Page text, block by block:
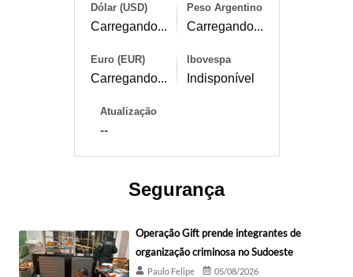
Dólar (USD)
Carregando...
Peso Argentino
Carregando...
Euro (EUR)
Carregando...
Ibovespa
Indisponível
Atualização
--
Segurança
Operação Gift prende integrantes de
organização criminosa no Sudoeste
Paulo Felipe 05/08/2026